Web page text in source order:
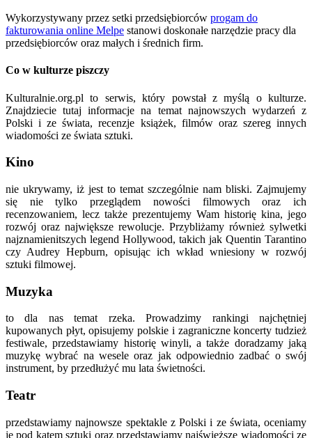
Wykorzystywany przez setki przedsiębiorców progam do
fakturowania online Melpe stanowi doskonałe narzędzie pracy dla
przedsiębiorców oraz małych i średnich firm.
Co w kulturze piszczy
Kulturalnie.org.pl to serwis, który powstał z myślą o kulturze.
Znajdziecie tutaj informacje na temat najnowszych wydarzeń z
Polski i ze świata, recenzje książek, filmów oraz szereg innych
wiadomości ze świata sztuki.
Kino
nie ukrywamy, iż jest to temat szczególnie nam bliski. Zajmujemy
się nie tylko przeglądem nowości filmowych oraz ich
recenzowaniem, lecz także prezentujemy Wam historię kina, jego
rozwój oraz największe rewolucje. Przybliżamy również sylwetki
najznamienitszych legend Hollywood, takich jak Quentin Tarantino
czy Audrey Hepburn, opisując ich wkład wniesiony w rozwój
sztuki filmowej.
Muzyka
to dla nas temat rzeka. Prowadzimy rankingi najchętniej
kupowanych płyt, opisujemy polskie i zagraniczne koncerty tudzież
festiwale, przedstawiamy historię winyli, a także doradzamy jaką
muzykę wybrać na wesele oraz jak odpowiednio zadbać o swój
instrument, by przedłużyć mu lata świetności.
Teatr
przedstawiamy najnowsze spektakle z Polski i ze świata, oceniamy
je pod kątem sztuki oraz przedstawiamy najświeższe wiadomości ze